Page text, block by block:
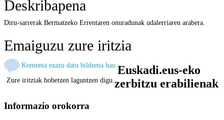
Deskribapena
Diru-sarrerak Bermatzeko Errentaren onuradunak udalerriaren arabera.
Emaiguzu zure iritzia
Komenta ezazu datu bilduma hau.
Zure iritziak hobetzen laguntzen digu.
Euskadi.eus-eko
zerbitzu erabilienak
Informazio orokorra